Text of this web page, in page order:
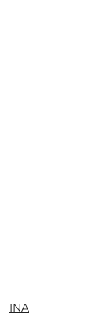
NAZWA
PRODUCENTA:
INA